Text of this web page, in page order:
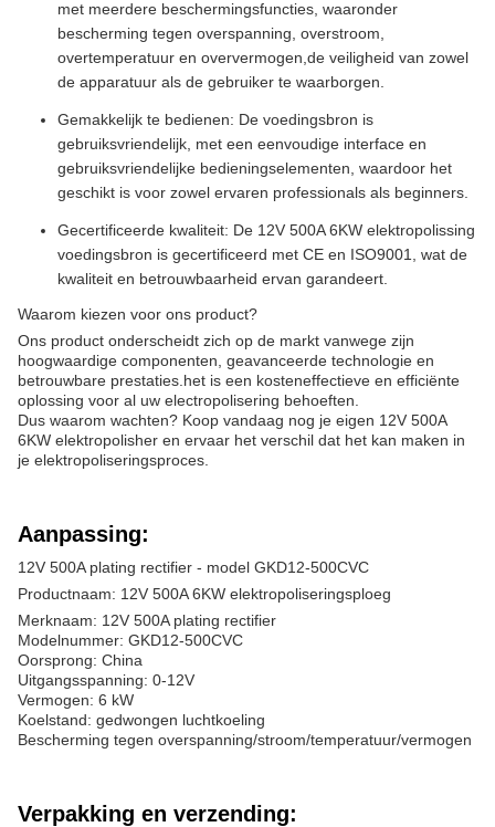
met meerdere beschermingsfuncties, waaronder
bescherming tegen overspanning, overstroom,
overtemperatuur en oververmogen,de veiligheid van zowel
de apparatuur als de gebruiker te waarborgen.
Gemakkelijk te bedienen: De voedingsbron is
gebruiksvriendelijk, met een eenvoudige interface en
gebruiksvriendelijke bedieningselementen, waardoor het
geschikt is voor zowel ervaren professionals als beginners.
Gecertificeerde kwaliteit: De 12V 500A 6KW elektropolissing
voedingsbron is gecertificeerd met CE en ISO9001, wat de
kwaliteit en betrouwbaarheid ervan garandeert.
Waarom kiezen voor ons product?
Ons product onderscheidt zich op de markt vanwege zijn
hoogwaardige componenten, geavanceerde technologie en
betrouwbare prestaties.het is een kosteneffectieve en efficiënte
oplossing voor al uw electropolisering behoeften.
Dus waarom wachten? Koop vandaag nog je eigen 12V 500A
6KW elektropolisher en ervaar het verschil dat het kan maken in
je elektropoliseringsproces.
Aanpassing:
12V 500A plating rectifier - model GKD12-500CVC
Productnaam: 12V 500A 6KW elektropoliseringsploeg
Merknaam: 12V 500A plating rectifier
Modelnummer: GKD12-500CVC
Oorsprong: China
Uitgangsspanning: 0-12V
Vermogen: 6 kW
Koelstand: gedwongen luchtkoeling
Bescherming tegen overspanning/stroom/temperatuur/vermogen
Verpakking en verzending: